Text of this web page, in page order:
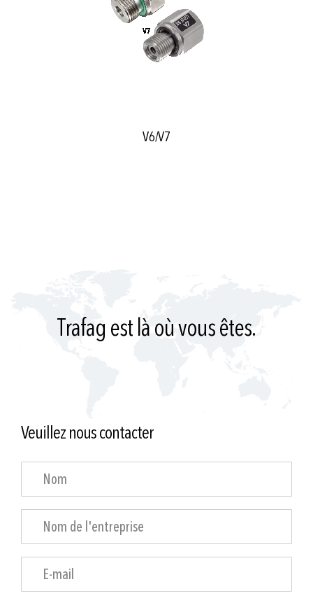
V6/V7
Trafag est là où vous êtes.
Veuillez nous contacter